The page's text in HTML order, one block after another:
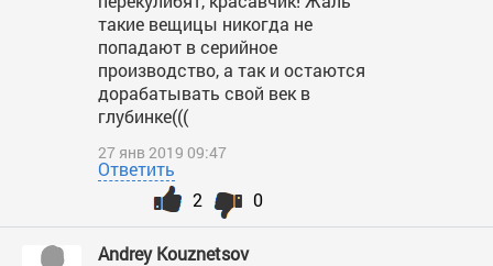
такие вещицы никогда не
попадают в серийное
производство, а так и остаются
дорабатывать свой век в
глубинке(((
27 янв 2019 09:47
Ответить
0
2
Andrey Kouznetsov